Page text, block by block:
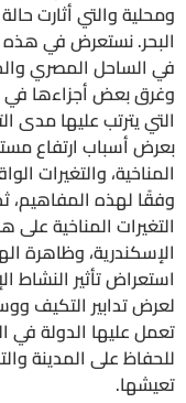
ومحلية والتي أثارت
البحر. نستعرض في هذه
في الساحل المصري
وغرق بعض أجزاءها في
التي يترتب عليها مدى
بعرض أسباب ارتفاع
المناخية، والتغيرات
وفقًا لهذه المفاهيم،
التغيرات المناخية
الإسكندرية، وظاهرة
استعراض تأثير النشاط
لعرض تدابير التكيف
تعمل عليها الدولة في
للحفاظ على المدينة
تعيشها.